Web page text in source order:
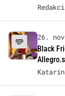
26.
Black